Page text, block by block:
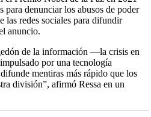
para denunciar los abusos de poder
las redes sociales para difundir
anuncio.
de la información —la crisis en
por una tecnología
mentiras más rápido que los
división”, afirmó Ressa en un